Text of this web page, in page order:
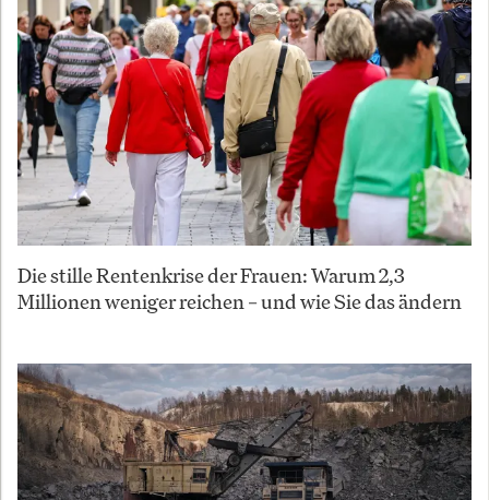
Die stille Rentenkrise der Frauen: Warum 2,3
Millionen weniger reichen – und wie Sie das ändern